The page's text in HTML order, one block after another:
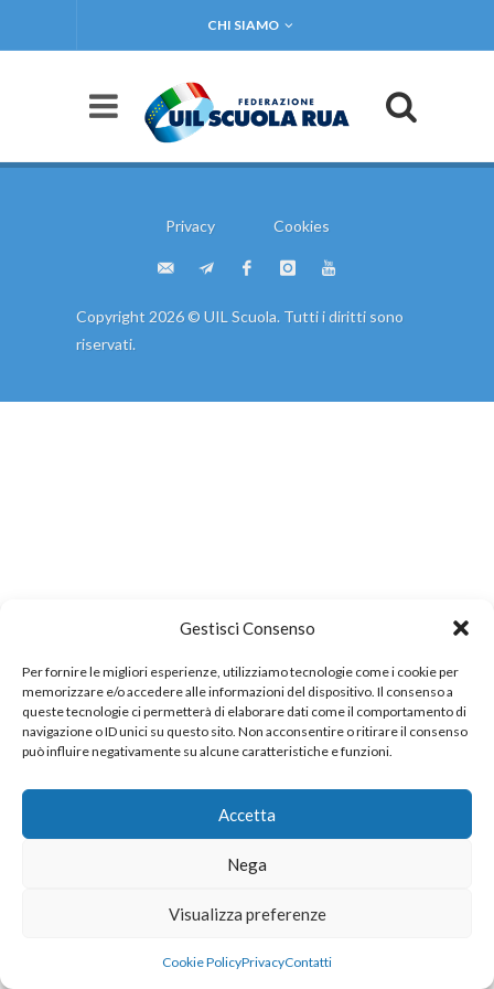
Gestisci Consenso
Per fornire le migliori esperienze, utilizziamo tecnologie come i cookie per
memorizzare e/o accedere alle informazioni del dispositivo. Il consenso a
queste tecnologie ci permetterà di elaborare dati come il comportamento di
navigazione o ID unici su questo sito. Non acconsentire o ritirare il consenso
può influire negativamente su alcune caratteristiche e funzioni.
Accetta
Nega
Visualizza preferenze
Cookie PolicyPrivacyContatti
CHI SIAMO
Privacy Cookies
Copyright 2026 © UIL Scuola. Tutti i diritti sono
riservati.